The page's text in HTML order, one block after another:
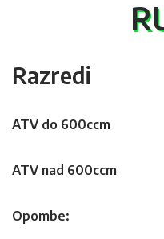
Razredi
ATV do 600ccm
ATV nad 600ccm
Opombe: